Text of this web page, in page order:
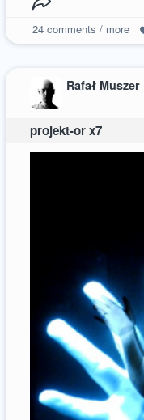
24comments / more
Rafał Muszer
projekt-or x7